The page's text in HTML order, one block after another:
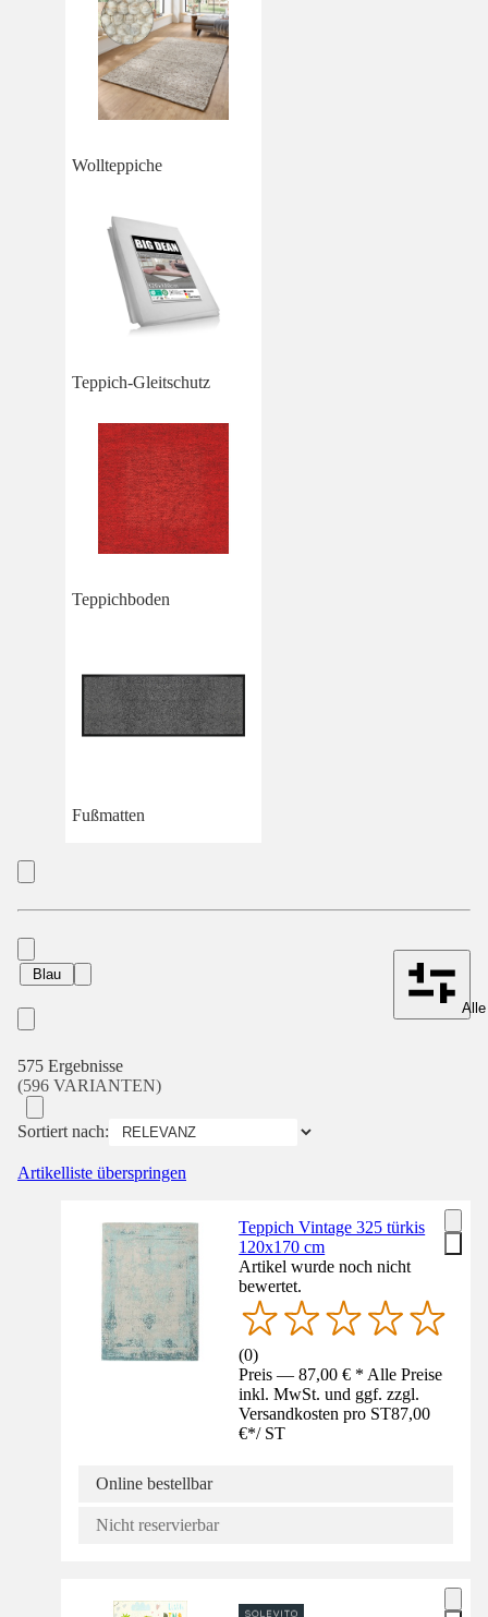
Wollteppiche
Teppich-Gleitschutz
Teppichboden
Fußmatten
Blau
575 Ergebnisse
(596 VARIANTEN)
Sortiert nach:
Artikelliste überspringen
Teppich Vintage 325 türkis
120x170 cm
Artikel wurde noch nicht
bewertet.
(0)
Preis — 87,00 € * Alle Preise
inkl. MwSt. und ggf. zzgl.
Versandkosten pro ST87,00
€*/ ST
Online bestellbar
Nicht reservierbar